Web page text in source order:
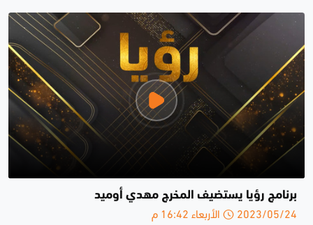
برنامج رؤيا يستضيف المخرج مهدي أوميد
2023/05/24 الأربعاء 16:42 م